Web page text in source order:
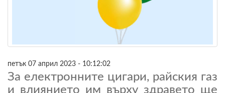
петък 07 април 2023 - 10:12:02
За електронните цигари, райския газ
и влиянието им върху здравето ще